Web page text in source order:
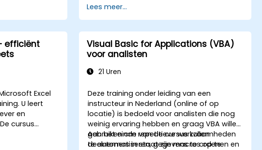
de
van
uit voor
en
bij
ontwikkelen
toepassen die het maken van
spreadsheets vergemakkelijken en
versnellen, evenals hoe ze berekeningen en
resultaten kunnen beschermen tegen
onbevoegde personen.
Lees meer...
efficiënt
Excel
U leert
en
cursus
Visual Basic for Applications (VBA)
voor analisten
21 Uren
Deze training onder leiding van een
instructeur in Nederland (online of op
locatie) is bedoeld voor analisten die nog
weinig ervaring hebben en graag VBA willen
gebruiken om repetitieve werkzaamheden
te automatiseren, gegevens te ordenen en
Aan het einde van de cursus zullen
deelnemers in staat zijn macros op te